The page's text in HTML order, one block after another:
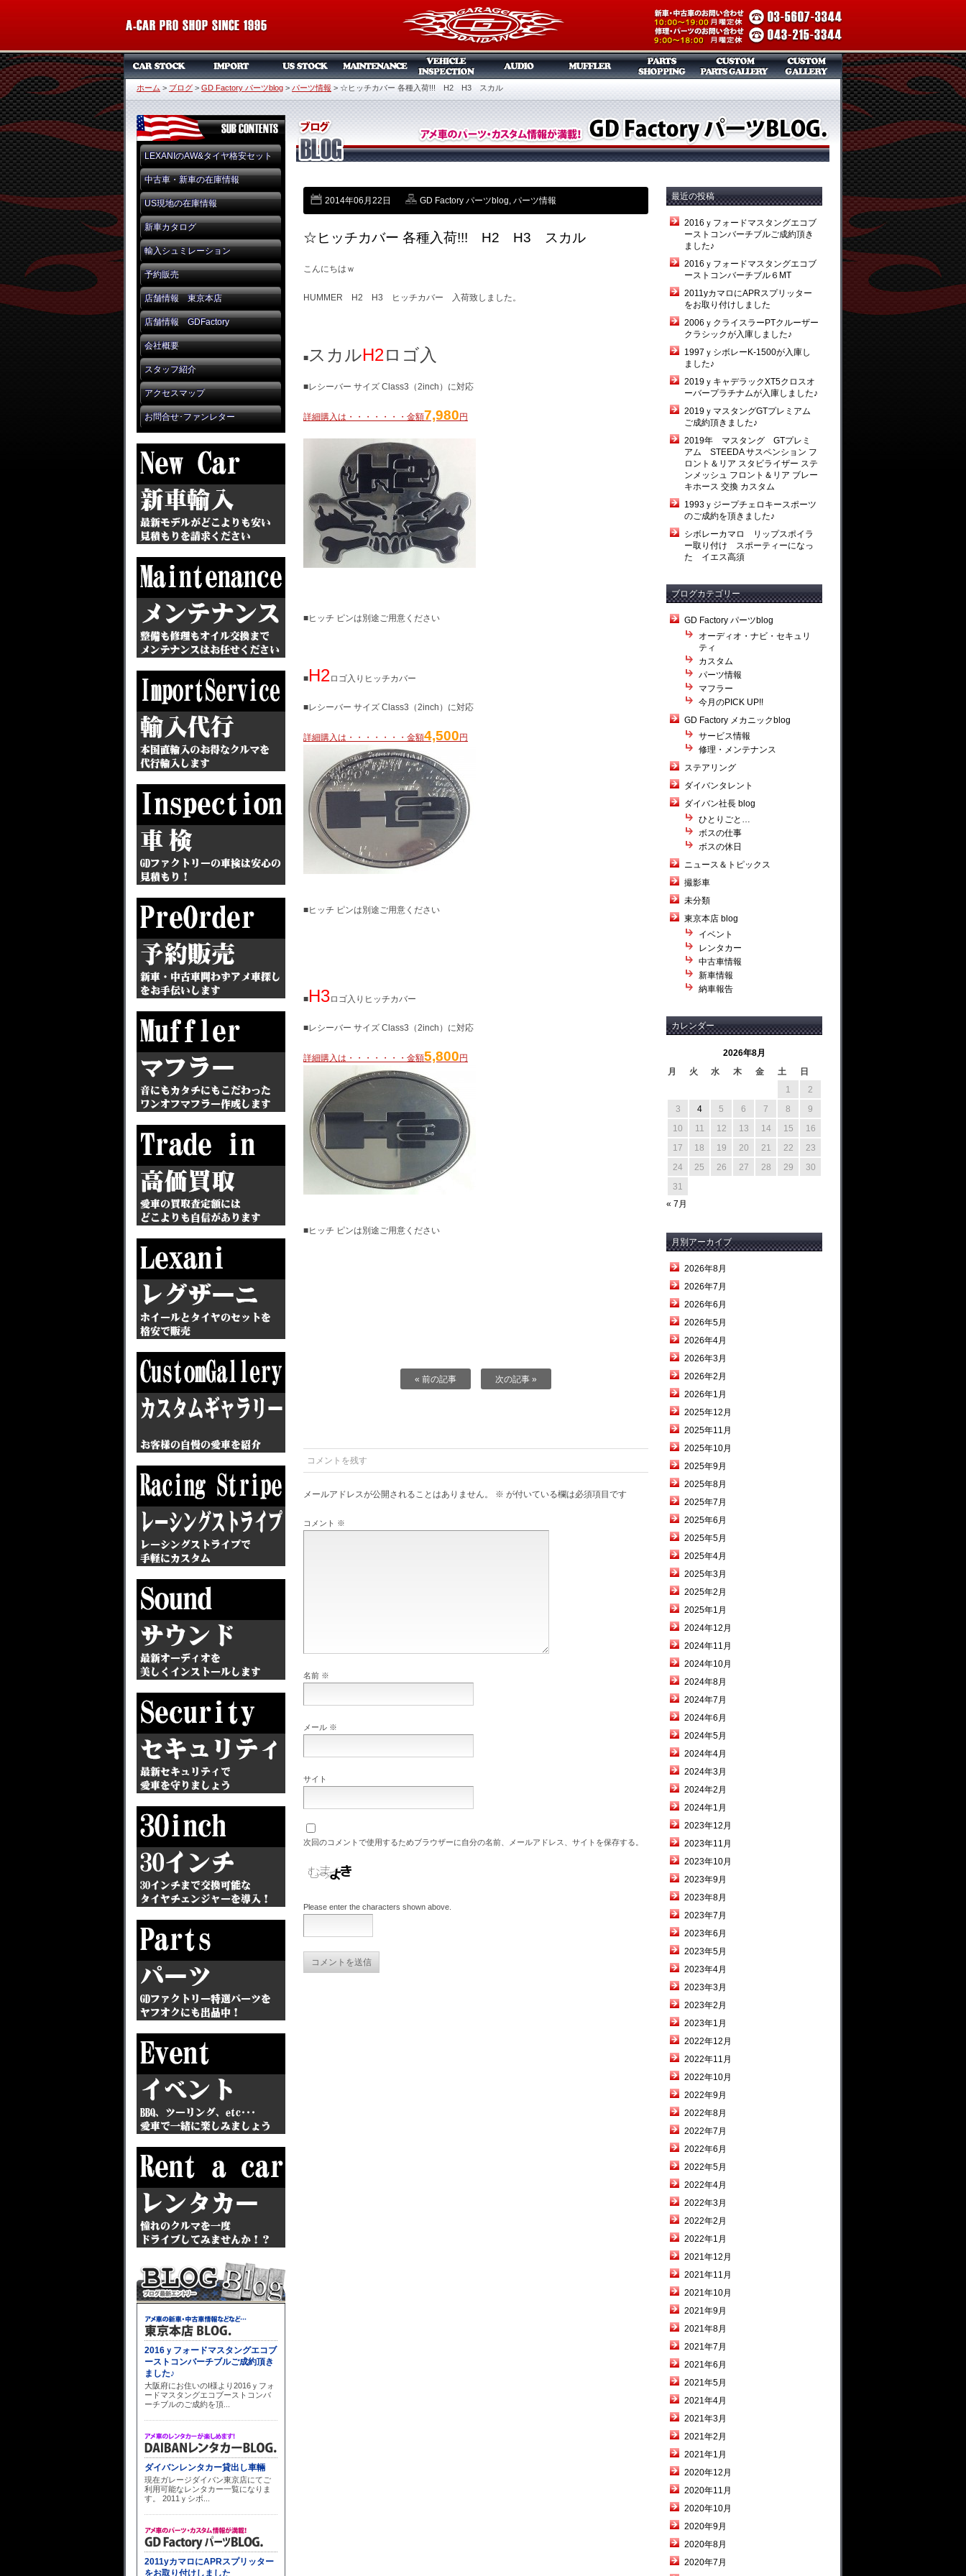
ホーム > ブログ > GD Factory パーツblog > パーツ情報 > ☆ヒッチカバー 各種入荷!!! H2 H3 スカル
LEXANIのAW&タイヤ格安セット
中古車・新車の在庫情報
US現地の在庫情報
新車カタログ
輸入シュミレーション
予約販売
店舗情報 東京本店
店舗情報 GDFactory
会社概要
スタッフ紹介
アクセスマップ
お問合せ･ファンレター
2014年06月22日 GD Factory パーツblog, パーツ情報
☆ヒッチカバー 各種入荷!!! H2 H3 スカル
こんにちはｗ
HUMMER H2 H3 ヒッチカバー 入荷致しました。
■ スカルH2ロゴ入
■レシーバー サイズ Class3（2inch）に対応
詳細購入は・・・・・・・金額7,980 円
■ヒッチ ピンは別途ご用意ください
■H2ロゴ入りヒッチカバー
■レシーバー サイズ Class3（2inch）に対応
詳細購入は・・・・・・・金額4,500 円
■ヒッチ ピンは別途ご用意ください
■H3ロゴ入りヒッチカバー
■レシーバー サイズ Class3（2inch）に対応
詳細購入は・・・・・・・金額5,800 円
■ヒッチ ピンは別途ご用意ください
« 前の記事 次の記事 »
コメントを残す
メールアドレスが公開されることはありません。 ※ が付いている欄は必須項目です
コメント ※
名前 ※
メール ※
サイト
次回のコメントで使用するためブラウザーに自分の名前、メールアドレス、サイトを保存する。
Please enter the characters shown above.
最近の投稿
2016ｙフォードマスタングエコブ
ーストコンバーチブルご成約頂き
ました♪
2016ｙフォードマスタングエコブ
ーストコンバーチブル６MT
2011yカマロにAPRスプリッター
をお取り付けしました
2006ｙクライスラーPTクルーザー
クラシックが入庫しました♪
1997ｙシボレーK-1500が入庫し
ました♪
2019ｙキャデラックXT5クロスオ
ーバープラチナムが入庫しました♪
2019ｙマスタングGTプレミアム
ご成約頂きました♪
2019年 マスタング GTプレミ
アム STEEDA サスペンション フ
ロント＆リア スタビライザー ステ
ンメッシュ フロント＆リア ブレー
キホース 交換 カスタム
1993ｙジープチェロキースポーツ
のご成約を頂きました♪
シボレーカマロ リップスポイラ
ー取り付け スポーティーになっ
た イエス高須
ブログカテゴリー
GD Factory パーツblog
オーディオ・ナビ・セキュリ
ティ
カスタム
パーツ情報
マフラー
今月のPICK UP!!
GD Factory メカニックblog
サービス情報
修理・メンテナンス
ステアリング
ダイバンタレント
ダイバン社長 blog
ひとりごと…
ボスの仕事
ボスの休日
ニュース＆トピックス
撮影車
未分類
東京本店 blog
イベント
レンタカー
中古車情報
新車情報
納車報告
カレンダー
2026年8月
月
火 水 木 金 土
日
1
2
3
4 5 6 7 8
9
10
11 12 13 14 15
16
17
18 19 20 21 22
23
24
25 26 27 28 29
30
31
« 7月
月別アーカイブ
2026年8月
2026年7月
2026年6月
2026年5月
2026年4月
2026年3月
2026年2月
2026年1月
2025年12月
2025年11月
2025年10月
2025年9月
2025年8月
2025年7月
2025年6月
2025年5月
2025年4月
2025年3月
2025年2月
2025年1月
2024年12月
2024年11月
2024年10月
2024年8月
2024年7月
2024年6月
2024年5月
2024年4月
2024年3月
2024年2月
2024年1月
2023年12月
2023年11月
2023年10月
2023年9月
2023年8月
2023年7月
2023年6月
2023年5月
2023年4月
2023年3月
2023年2月
2023年1月
2022年12月
2022年11月
2022年10月
2022年9月
2022年8月
2022年7月
2022年6月
2022年5月
2022年4月
2022年3月
2022年2月
2022年1月
2021年12月
2021年11月
2021年10月
2021年9月
2021年8月
2021年7月
2021年6月
2021年5月
2021年4月
2021年3月
2021年2月
2021年1月
2020年12月
2020年11月
2020年10月
2020年9月
2020年8月
2020年7月